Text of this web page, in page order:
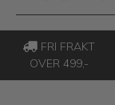
FRI FRAKT
OVER 499,-